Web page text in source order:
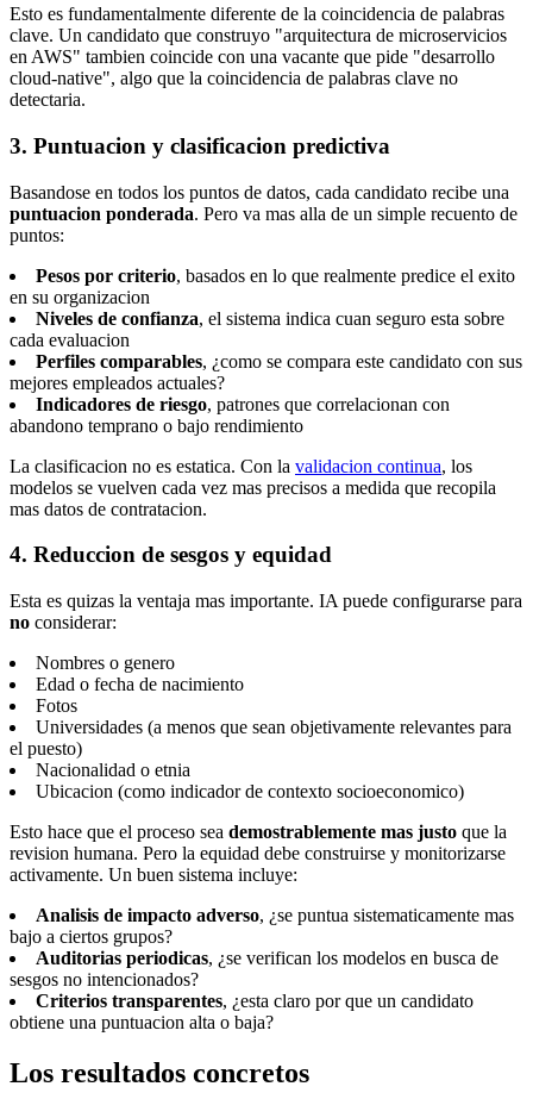
Esto es fundamentalmente diferente de la coincidencia de palabras
clave. Un candidato que construyo "arquitectura de microservicios
en AWS" tambien coincide con una vacante que pide "desarrollo
cloud-native", algo que la coincidencia de palabras clave no
detectaria.
3. Puntuacion y clasificacion predictiva
Basandose en todos los puntos de datos, cada candidato recibe una
puntuacion ponderada. Pero va mas alla de un simple recuento de
puntos:
Pesos por criterio, basados en lo que realmente predice el exito
en su organizacion
Niveles de confianza, el sistema indica cuan seguro esta sobre
cada evaluacion
Perfiles comparables, ¿como se compara este candidato con sus
mejores empleados actuales?
Indicadores de riesgo, patrones que correlacionan con
abandono temprano o bajo rendimiento
La clasificacion no es estatica. Con la validacion continua, los
modelos se vuelven cada vez mas precisos a medida que recopila
mas datos de contratacion.
4. Reduccion de sesgos y equidad
Esta es quizas la ventaja mas importante. IA puede configurarse para
no considerar:
Nombres o genero
Edad o fecha de nacimiento
Fotos
Universidades (a menos que sean objetivamente relevantes para
el puesto)
Nacionalidad o etnia
Ubicacion (como indicador de contexto socioeconomico)
Esto hace que el proceso sea demostrablemente mas justo que la
revision humana. Pero la equidad debe construirse y monitorizarse
activamente. Un buen sistema incluye:
Analisis de impacto adverso, ¿se puntua sistematicamente mas
bajo a ciertos grupos?
Auditorias periodicas, ¿se verifican los modelos en busca de
sesgos no intencionados?
Criterios transparentes, ¿esta claro por que un candidato
obtiene una puntuacion alta o baja?
Los resultados concretos